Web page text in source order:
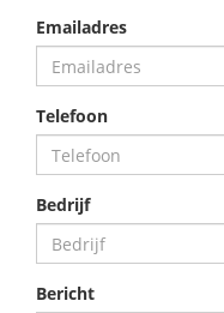
Emailadres
Telefoon
Bedrijf
Bericht